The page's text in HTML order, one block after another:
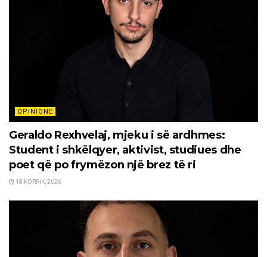
OPINIONE
Geraldo Rexhvelaj, mjeku i së ardhmes:
Student i shkëlqyer, aktivist, studiues dhe
poet që po frymëzon një brez të ri
18 KORRIK, 2026